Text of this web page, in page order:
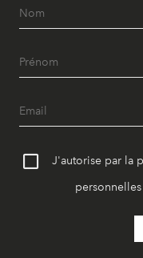
J'autorise par la